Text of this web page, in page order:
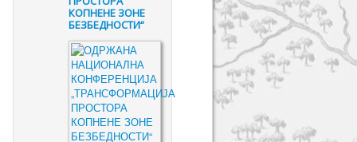
КОПНЕНЕ ЗОНЕ
БЕЗБЕДНОСТИ“